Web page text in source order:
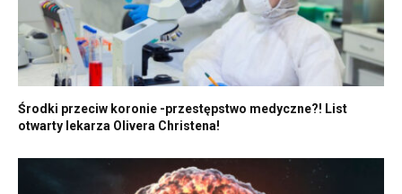
Środki przeciw koronie -przestępstwo medyczne?! List
otwarty lekarza Olivera Christena!